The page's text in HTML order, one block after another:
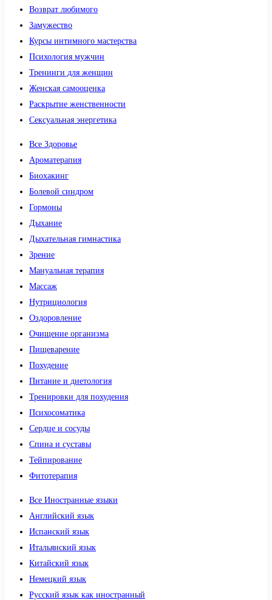
Возврат любимого
Замужество
Курсы интимного мастерства
Психология мужчин
Тренинги для женщин
Женская самооценка
Раскрытие женственности
Сексуальная энергетика
Все Здоровье
Ароматерапия
Биохакинг
Болевой синдром
Гормоны
Дыхание
Дыхательная гимнастика
Зрение
Мануальная терапия
Массаж
Нутрициология
Оздоровление
Очищение организма
Пищеварение
Похудение
Питание и диетология
Тренировки для похудения
Психосоматика
Сердце и сосуды
Спина и суставы
Тейпирование
Фитотерапия
Все Иностранные языки
Английский язык
Испанский язык
Итальянский язык
Китайский язык
Немецкий язык
Русский язык как иностранный